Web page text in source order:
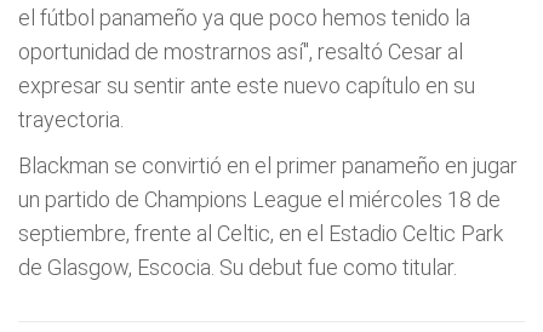
el fútbol panameño ya que poco hemos tenido la
oportunidad de mostrarnos así", resaltó Cesar al
expresar su sentir ante este nuevo capítulo en su
trayectoria.
Blackman se convirtió en el primer panameño en jugar
un partido de Champions League el miércoles 18 de
septiembre, frente al Celtic, en el Estadio Celtic Park
de Glasgow, Escocia. Su debut fue como titular.